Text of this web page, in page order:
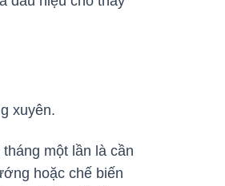
xuyên.
một lần là cần
hoặc chế biến